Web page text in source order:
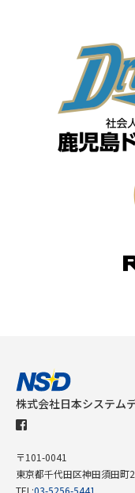
株式会社日本システム
〒101-0041
東京都千代田区神田須田